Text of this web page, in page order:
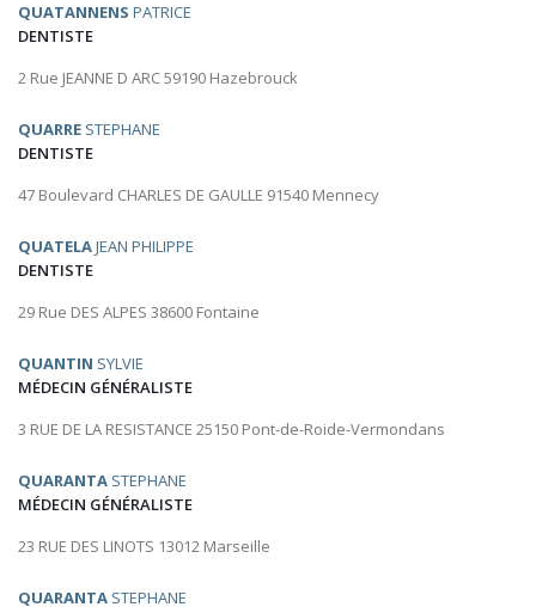
QUATANNENS PATRICE
DENTISTE
2 Rue JEANNE D ARC 59190 Hazebrouck
QUARRE STEPHANE
DENTISTE
47 Boulevard CHARLES DE GAULLE 91540 Mennecy
QUATELAJEAN PHILIPPE
DENTISTE
29 Rue DES ALPES 38600 Fontaine
QUANTIN SYLVIE
MÉDECIN GÉNÉRALISTE
3 RUE DE LA RESISTANCE 25150 Pont-de-Roide-Vermondans
QUARANTA STEPHANE
MÉDECIN GÉNÉRALISTE
23 RUE DES LINOTS 13012 Marseille
QUARANTA STEPHANE